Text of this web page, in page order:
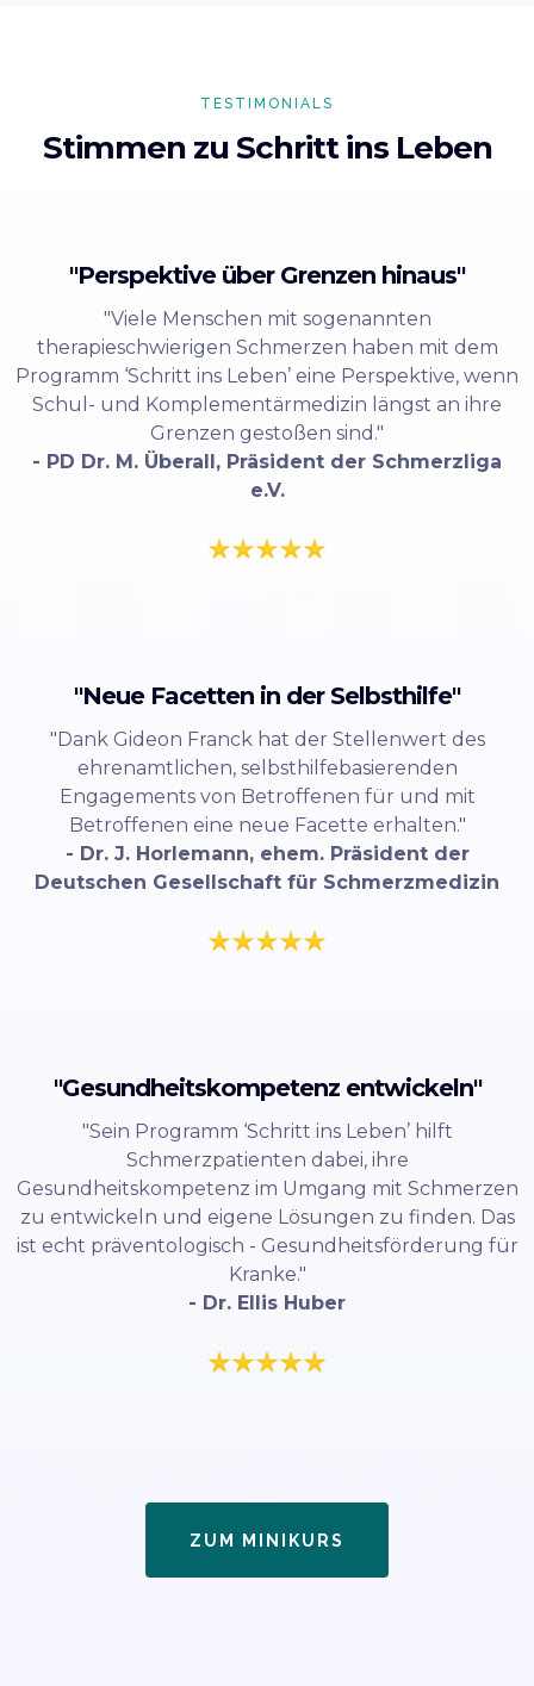
TESTIMONIALS
Stimmen zu Schritt ins Leben
"Perspektive über Grenzen hinaus"
"Viele Menschen mit sogenannten
therapieschwierigen Schmerzen haben mit dem
Programm ‘Schritt ins Leben’ eine Perspektive, wenn
Schul- und Komplementärmedizin längst an ihre
Grenzen gestoßen sind."
- PD Dr. M. Überall, Präsident der Schmerzliga
e.V.
"Neue Facetten in der Selbsthilfe"
"Dank Gideon Franck hat der Stellenwert des
ehrenamtlichen, selbsthilfebasierenden
Engagements von Betroffenen für und mit
Betroffenen eine neue Facette erhalten."
- Dr. J. Horlemann, ehem. Präsident der
Deutschen Gesellschaft für Schmerzmedizin
"Gesundheitskompetenz entwickeln"
"Sein Programm ‘Schritt ins Leben’ hilft
Schmerzpatienten dabei, ihre
Gesundheitskompetenz im Umgang mit Schmerzen
zu entwickeln und eigene Lösungen zu finden. Das
ist echt präventologisch - Gesundheitsförderung für
Kranke."
- Dr. Ellis Huber
ZUM MINIKURS